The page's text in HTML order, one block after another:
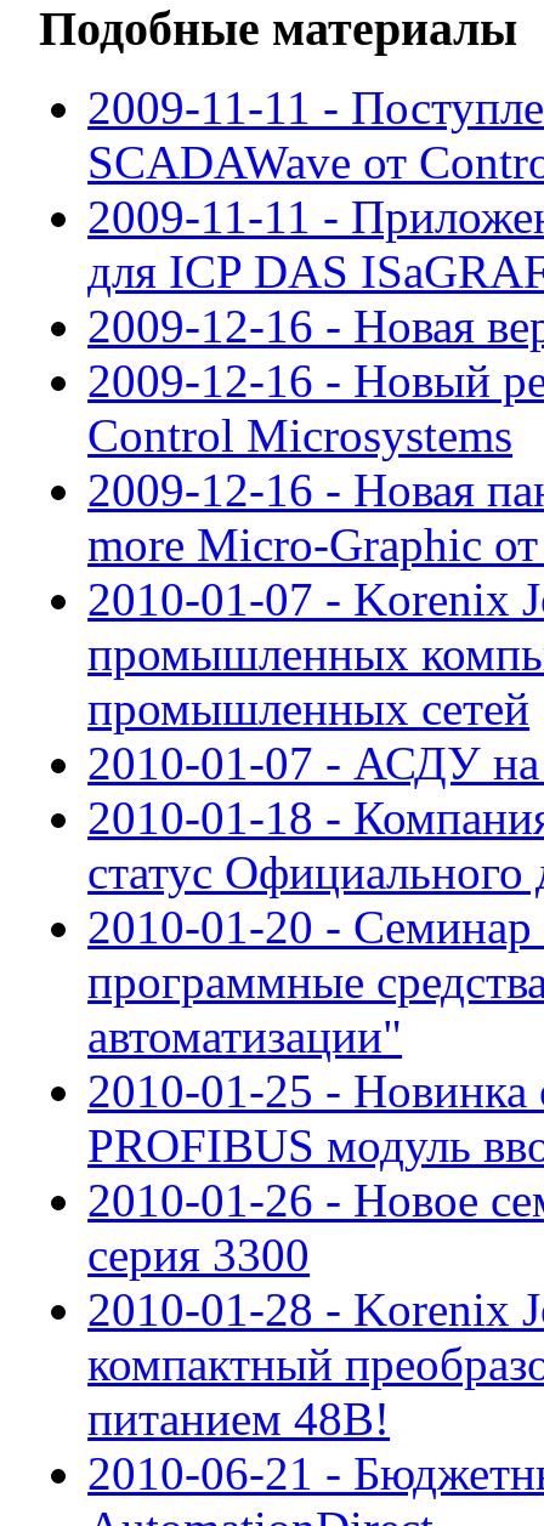
Подобные материалы
2009-11-11 -
SCADAWave от
2009-11-11 -
для ICP DAS
2009-12-16 - Новая
2009-12-16 - Новый
Control Microsystems
2009-12-16 - Новая
more Micro-Graphic
2010-01-07 - Korenix
промышленных
промышленных сетей
2010-01-07 - АСДУ на
2010-01-18 -
статус
2010-01-20 -
программные
автоматизации"
2010-01-25 -
PROFIBUS модуль
2010-01-26 - Новое
cерия 3300
2010-01-28 - Korenix
компактный
питанием 48В!
2010-06-21 -